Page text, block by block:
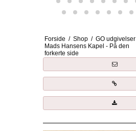
DKK
Forside / Shop / GO udgivelser
Mads Hansens Kapel - På den
forkerte side